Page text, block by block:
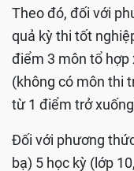
Theo đó, đối với
quả kỳ thi tốt
điểm 3 môn tổ
(không có môn thi
từ 1 điểm trở
Đối với phương
bạ) 5 học kỳ (lớp